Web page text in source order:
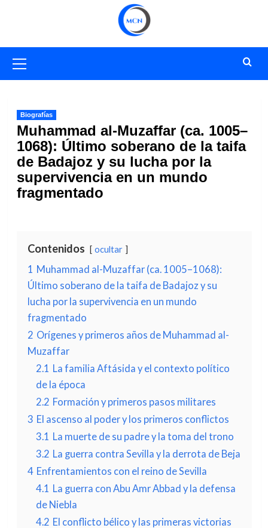
primario
Biografías
Muhammad al-Muzaffar (ca. 1005–
1068): Último soberano de la taifa
de Badajoz y su lucha por la
supervivencia en un mundo
fragmentado
Contenidos ocultar
1 Muhammad al-Muzaffar (ca. 1005–1068):
Último soberano de la taifa de Badajoz y su
lucha por la supervivencia en un mundo
fragmentado
2 Orígenes y primeros años de Muhammad al-
Muzaffar
2.1 La familia Aftásida y el contexto político
de la época
2.2 Formación y primeros pasos militares
3 El ascenso al poder y los primeros conflictos
3.1 La muerte de su padre y la toma del trono
3.2 La guerra contra Sevilla y la derrota de Beja
4 Enfrentamientos con el reino de Sevilla
4.1 La guerra con Abu Amr Abbad y la defensa
de Niebla
4.2 El conflicto bélico y las primeras victorias